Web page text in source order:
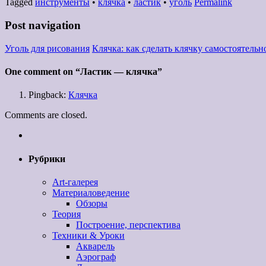
Tagged инструменты • клячка • ластик • уголь Permalink
Post navigation
Уголь для рисования Клячка: как сделать клячку
One comment on “Ластик — клячка”
Pingback: Клячка
Comments are closed.
Рубрики
Art-галерея
Материаловедение
Обзоры
Теория
Построение, перспектива
Техники & Уроки
Акварель
Аэрограф